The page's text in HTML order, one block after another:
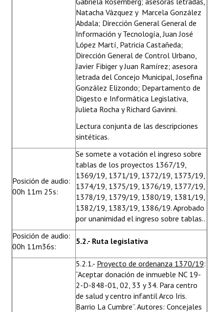
Natacha Vázquez y Marcela González
Abdala; Dirección General General de
Información y Tecnología, Juan José
López Martí, Patricia Castañeda;
Dirección General de Control Urbano,
Javier Fibiger y Juan Ramírez; asesora
letrada del Concejo Municipal, Josefina
González Elizondo; Departamento de
Digesto e Informática Legislativa,
Julieta Rocha y Richard Gavinni.
Lectura conjunta de las descripciones
sintéticas.
Posición de audio:
00h 11m 25s:
Se somete a votación el ingreso sobre
tablas de los proyectos 1367/19,
1369/19, 1371/19, 1372/19, 1373/19,
1374/19, 1375/19, 1376/19, 1377/19,
1378/19, 1379/19, 1380/19, 1381/19,
1382/19, 1383/19, 1386/19. Aprobado
por unanimidad el ingreso sobre tablas..
Posición de audio:
00h 11m36s:
5.2.- Ruta legislativa
5.2.1.- Proyecto de ordenanza 1370/19:
“Aceptar donación de inmueble NC 19-
2-D-848-01, 02, 33 y 34. Para centro
de salud y centro infantil Arco Iris.
Barrio La Cumbre”. Autores: Concejales